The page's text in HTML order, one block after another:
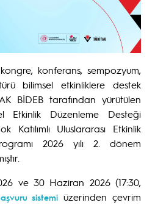
konferans, sempozyum,
bilimsel etkinliklere destek
BİDEB tarafından yürütülen
Etkinlik Düzenleme Desteği
Katılımlı Uluslararası Etkinlik
2026 yılı 2. dönem
ve 30 Haziran 2026 (17:30,
sistemi üzerinden çevrim